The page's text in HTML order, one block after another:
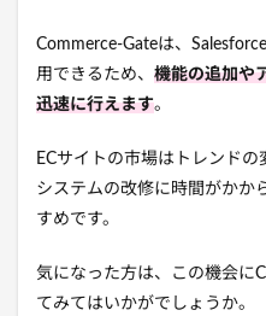
Commerce-Gateは、
用できるため、 機能の追加や
迅速に行えます。
ECサイトの市場はトレンド
システムの改修に時間がかか
すめです。
気になった方は、この機会に
てみてはいかがでしょうか。